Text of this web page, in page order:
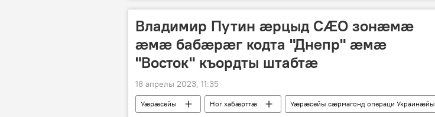
Владимир Путин æрцыд СÆО зонæмæ
æмæ бабæрæг кодта "Днепр" æмæ
"Восток" къордты штабтæ
18 апрелы 2023, 11:35
Уӕрӕсейы Ног хабӕрттӕ Уӕрӕсейы сӕрмагонд операци Украинӕйы